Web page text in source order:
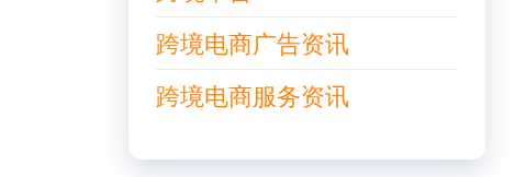
跨境电商广告资讯
跨境电商服务资讯